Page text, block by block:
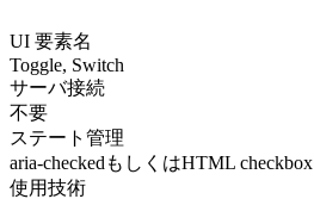
UI 要素名
Toggle, Switch
サーバ接続
不要
ステート管理
aria-checkedもしくはHTML checkbox
使用技術